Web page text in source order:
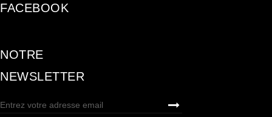
FACEBOOK
NOTRE
NEWSLETTER